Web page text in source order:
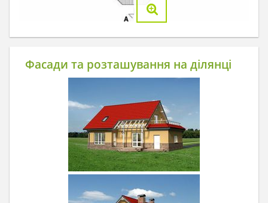
Фасади та розташування на ділянці